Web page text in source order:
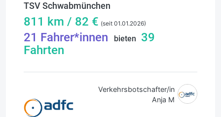
TSV Schwabmünchen
811 km / 82 € (seit 01.01.2026)
21 Fahrer*innen bieten
39
Fahrten
Verkehrsbotschafter/in
Anja M